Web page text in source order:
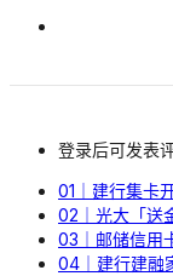
登录后可发表评
01｜建行集卡
02｜光大「送
03｜邮储信用
04｜建行建融